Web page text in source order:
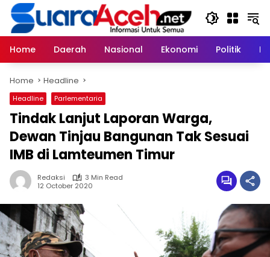
Skip
content
Home
Daerah Nasional Ekonomi Politik
Home Headline
Headline Parlementaria
Tindak Lanjut Laporan Warga,
Dewan Tinjau Bangunan Tak Sesuai
IMB di Lamteumen Timur
Redaksi
3 Min Read
12 October 2020